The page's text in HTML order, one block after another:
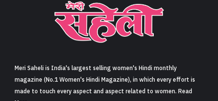
Meri Saheli is India's largest selling women's Hindi monthly
magazine (No.1 Women's Hindi Magazine), in which every effort is
made to touch every aspect and aspect related to women. Read